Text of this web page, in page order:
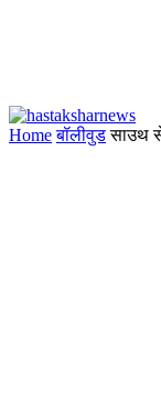
Home बॉलीवुड साउथ